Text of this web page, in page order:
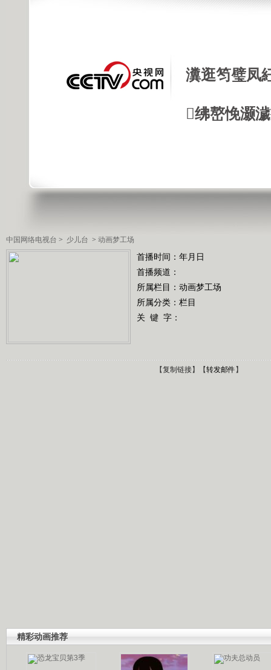
瀵逛笉璧凤
绋嶅悗灏
中国网络电视台 > 少儿台 > 动画梦工场
首播时间：年月日
首播频道：
所属栏目： 动画梦工场
所属分类：栏目
关 键 字：
【复制链接】【转发邮件】
精彩动画推荐